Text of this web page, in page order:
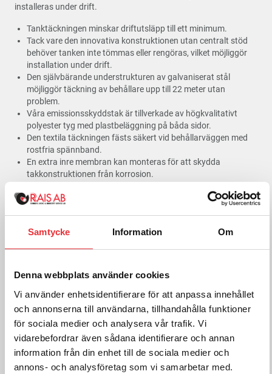
Samtycke Information Om
Denna webbplats använder cookies
Vi använder enhetsidentifierare för att anpassa innehållet
och annonserna till användarna, tillhandahålla funktioner
för sociala medier och analysera vår trafik. Vi
vidarebefordrar även sådana identifierare och annan
information från din enhet till de sociala medier och
annons- och analysföretag som vi samarbetar med.
installeras under drift.
Tanktäckningen minskar driftutsläpp till ett minimum.
Tack vare den innovativa konstruktionen utan centralt stöd
behöver tanken inte tömmas eller rengöras, vilket möjliggör
installation under drift.
Den självbärande understrukturen av galvaniserat stål
möjliggör täckning av behållare upp till 22 meter utan
problem.
Våra emissionsskyddstak är tillverkade av högkvalitativt
polyester tyg med plastbeläggning på båda sidor.
Den textila täckningen fästs säkert vid behållarväggen med
rostfria spännband.
En extra inre membran kan monteras för att skydda
takkonstruktionen från korrosion.
presenningstillverkningen garanterar våra tekniska textilier
Med PVC-dukr som är UV-beständig, väderbeständig,
gasbeständig och behandlade mot mögel.
tillval genom att använda knappen nedan!
Fullständig produktbeskrivning
Offertförfrågan